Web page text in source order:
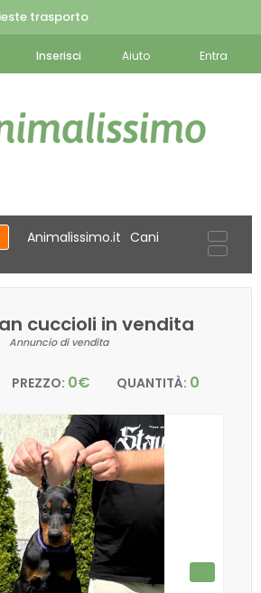
trasporto
Inserisci Aiuto Entra
Animalissimo.it Cani
cuccioli in vendita
Annuncio di vendita
PREZZO: 0€ QUANTITÀ: 0